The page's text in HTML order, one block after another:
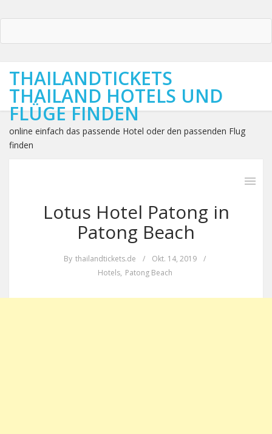
THAILANDTICKETS
THAILAND HOTELS UND
FLÜGE FINDEN
online einfach das passende Hotel oder den passenden Flug
finden
Lotus Hotel Patong in
Patong Beach
By thailandtickets.de / Okt. 14, 2019
/
Hotels, Patong Beach